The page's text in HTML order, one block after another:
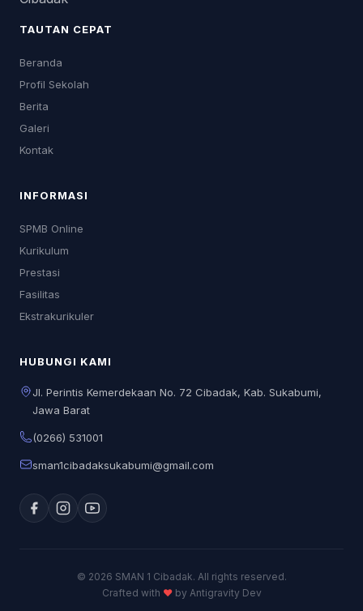
TAUTAN CEPAT
Beranda
Profil Sekolah
Berita
Galeri
Kontak
INFORMASI
SPMB Online
Kurikulum
Prestasi
Fasilitas
Ekstrakurikuler
HUBUNGI KAMI
Jl. Perintis Kemerdekaan No. 72 Cibadak, Kab. Sukabumi,
Jawa Barat
(0266) 531001
sman1cibadaksukabumi@gmail.com
© 2026 SMAN 1 Cibadak. All rights reserved.
Crafted with ♥by Antigravity Dev